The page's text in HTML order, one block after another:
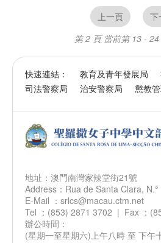
上一頁
下
第 2 頁 當前第 13 -
快速連結： 教育及青年發展局
司法警察局
治安警察局 懲教
地址：澳門南灣家辣堂街21號
Address：Rua de Santa Clara,
E-Mail ：srlcs@macau.ctm.net
Tel ：(853) 2871 3702 | Fax ：
辦公時間：
(星期一至星期六)上午八時 至 下午